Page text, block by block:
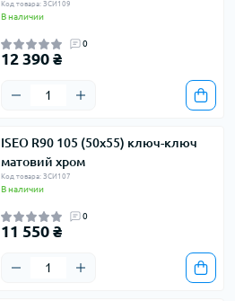
Код товара: ЗСИ109
В наличии
0
12 390 ₴
ISEO R90 105 (50х55) ключ-ключ
матовий хром
Код товара: ЗСИ107
В наличии
0
11 550 ₴